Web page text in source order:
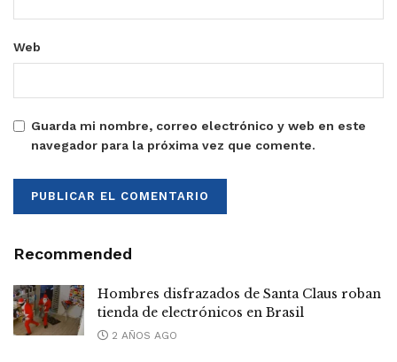
Web
Guarda mi nombre, correo electrónico y web en este
navegador para la próxima vez que comente.
Recommended
Hombres disfrazados de Santa Claus roban
tienda de electrónicos en Brasil
2 AÑOS AGO